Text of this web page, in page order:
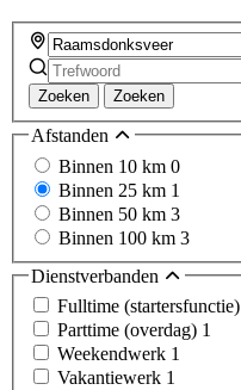
Zoeken Zoeken
Afstanden
Binnen 10 km 0
Binnen 25 km 1
Binnen 50 km 3
Binnen 100 km 3
Dienstverbanden
Fulltime (startersfunctie)
Parttime (overdag) 1
Weekendwerk 1
Vakantiewerk 1